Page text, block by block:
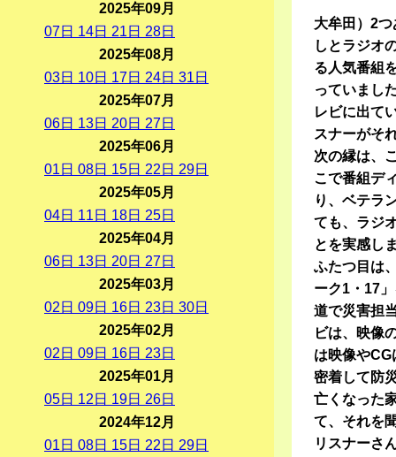
大牟田）2
しとラジオ
る人気番組
っていまし
レビに出て
スナーがそ
次の縁は、
こで番組デ
り、ベテラ
ても、ラジ
とを実感し
ふたつ目は
ーク1・17
道で災害担
ビは、映像
は映像や
密着して防
亡くなった
て、それを
リスナーさ
2025年09月
07日 14日 21 日 28日
2025年08月
03日 10日 17日 24日 31 日
2025年07月
06日 13日 20日 27日
2025年06月
01 日 08日 15日 22 日 29日
2025年05月
04日 11 日 18日 25日
2025年04月
06日 13日 20日 27日
2025年03月
02 日 09日 16日 23日 30日
2025年02月
02 日 09日 16日 23日
2025年01月
05日 12 日 19日 26日
2024年12月
01 日 08日 15日 22 日 29日